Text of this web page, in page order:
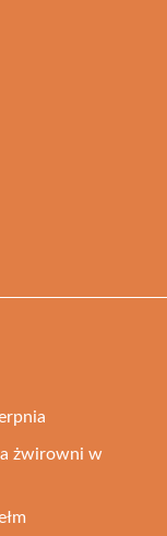
żwirowni w